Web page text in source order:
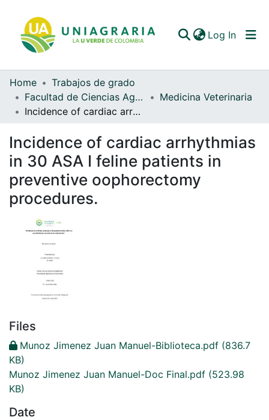
Log In
Communities & Collections
All of DSpace
Statistics
Home
Trabajos de grado
Facultad de Ciencias Agrarias
Medicina Veterinaria
Incidence of cardiac arrhythmias in 30 ASA I feline patients in preventive oophorectomy procedures.
Incidence of cardiac arrhythmias
in 30 ASA I feline patients in
preventive oophorectomy
procedures.
Files
Munoz Jimenez Juan Manuel-Biblioteca.pdf (836.7
KB)
Munoz Jimenez Juan Manuel-Doc Final.pdf (523.98
KB)
Date